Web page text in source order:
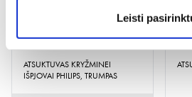
Leisti
ATSUKTUVAS KRYŽMINEI
IŠPJOVAI PHILIPS, TRUMPAS